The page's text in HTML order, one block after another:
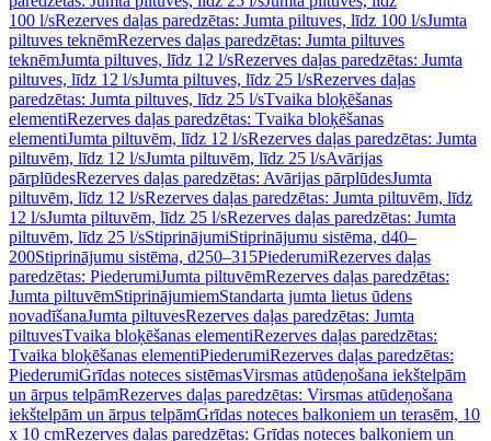
100 l/sRezerves daļas paredzētas: Jumta piltuves, līdz 100 l/sJumta
piltuves teknēmRezerves daļas paredzētas: Jumta piltuves
teknēmJumta piltuves, līdz 12 l/sRezerves daļas paredzētas: Jumta
piltuves, līdz 12 l/sJumta piltuves, līdz 25 l/sRezerves daļas
paredzētas: Jumta piltuves, līdz 25 l/sTvaika bloķēšanas
elementiRezerves daļas paredzētas: Tvaika bloķēšanas
elementiJumta piltuvēm, līdz 12 l/sRezerves daļas paredzētas: Jumta
piltuvēm, līdz 12 l/sJumta piltuvēm, līdz 25 l/sAvārijas
pārplūdesRezerves daļas paredzētas: Avārijas pārplūdesJumta
piltuvēm, līdz 12 l/sRezerves daļas paredzētas: Jumta piltuvēm, līdz
12 l/sJumta piltuvēm, līdz 25 l/sRezerves daļas paredzētas: Jumta
piltuvēm, līdz 25 l/sStiprinājumiStiprinājumu sistēma, d40–
200Stiprinājumu sistēma, d250–315PiederumiRezerves daļas
paredzētas: PiederumiJumta piltuvēmRezerves daļas paredzētas:
Jumta piltuvēmStiprinājumiemStandarta jumta lietus ūdens
novadīšanaJumta piltuvesRezerves daļas paredzētas: Jumta
piltuvesTvaika bloķēšanas elementiRezerves daļas paredzētas:
Tvaika bloķēšanas elementiPiederumiRezerves daļas paredzētas:
PiederumiGrīdas noteces sistēmasVirsmas atūdeņošana iekštelpām
un ārpus telpāmRezerves daļas paredzētas: Virsmas atūdeņošana
iekštelpām un ārpus telpāmGrīdas noteces balkoniem un terasēm, 10
x 10 cmRezerves daļas paredzētas: Grīdas noteces balkoniem un